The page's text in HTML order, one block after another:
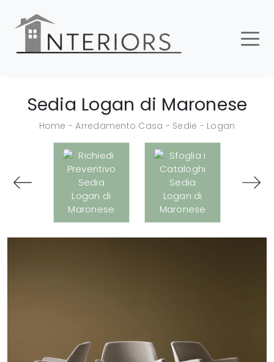
Sedia Logan di Maronese
Home -Arredamento Casa - Sedie - Logan